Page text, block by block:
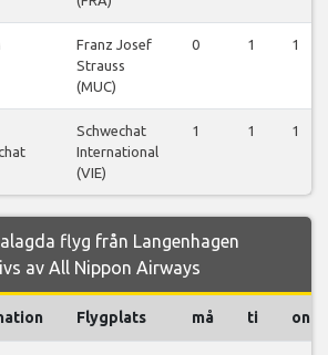
Franz Josef
Strauss
(MUC)
0 1 1
Schwechat
International
(VIE)
1 1 1
flyg från Langenhagen
av All Nippon Airways
Flygplats må ti on